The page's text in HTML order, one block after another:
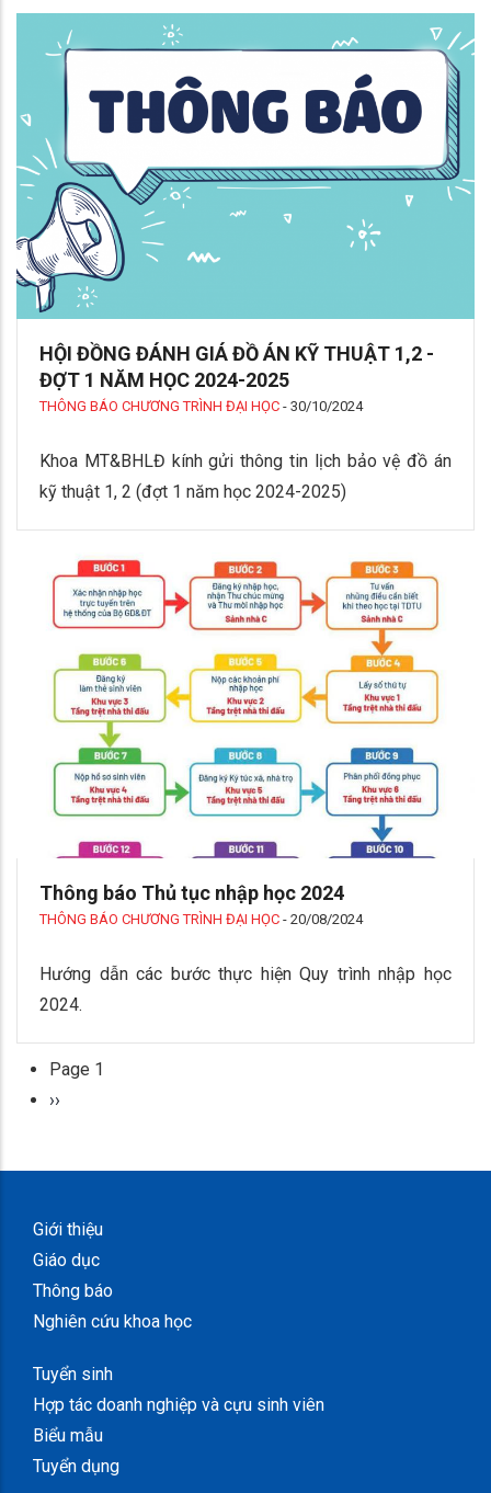
HỘI ĐỒNG ĐÁNH GIÁ ĐỒ ÁN KỸ THUẬT 1,2 -
ĐỢT 1 NĂM HỌC 2024-2025
THÔNG BÁO CHƯƠNG TRÌNH ĐẠI HỌC - 30/10/2024
Khoa MT&BHLĐ kính gửi thông tin lịch bảo vệ đồ án
kỹ thuật 1, 2 (đợt 1 năm học 2024-2025)
Thông báo Thủ tục nhập học 2024
THÔNG BÁO CHƯƠNG TRÌNH ĐẠI HỌC - 20/08/2024
Hướng dẫn các bước thực hiện Quy trình nhập học
2024.
Pagination
Page 1
Next
››
Giới thiệu
Giáo dục
Thông báo
Nghiên cứu khoa học
Tuyển sinh
Hợp tác doanh nghiệp và cựu sinh viên
Biểu mẫu
Tuyển dụng